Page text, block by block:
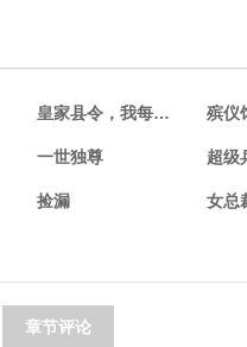
皇家县令，我每日躺着收税
一世独尊 超级
捡漏 女总
章节评论